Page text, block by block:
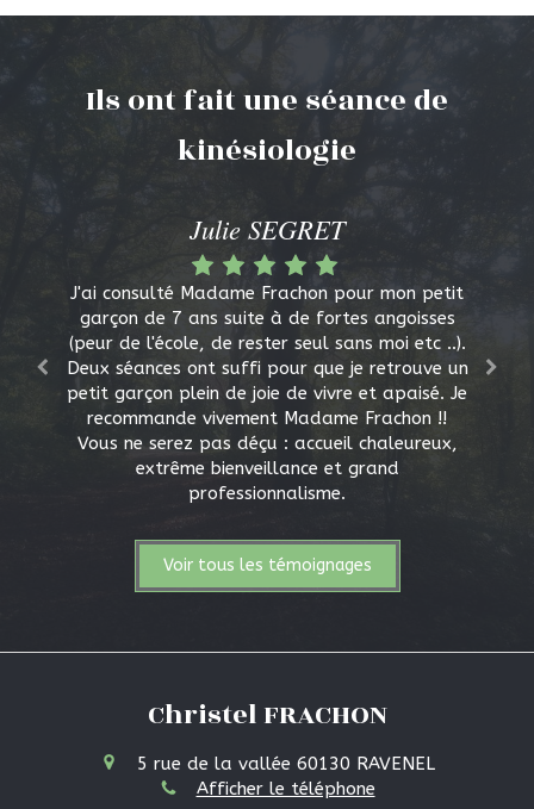
Ils ont fait une séance de
kinésiologie
Laura
2eme séance aujourd'hui pour ma fille de 10
ans. De grosses améliorations dès les jours qui
ont suivi la première séance. Je recommande
vivement Mme Frachon autant pour sa
gentillesse que pour la justesse de ses propos.
Douce, elle explique tout et s'assure que l'on
ai bien compris, autant l'enfant que le parent.
Julie SEGRET
J'ai consulté Madame Frachon pour mon petit
garçon de 7 ans suite à de fortes angoisses
(peur de l'école, de rester seul sans moi etc ..).
Deux séances ont suffi pour que je retrouve un
petit garçon plein de joie de vivre et apaisé. Je
recommande vivement Madame Frachon !!
Vous ne serez pas déçu : accueil chaleureux,
extrême bienveillance et grand
professionnalisme.
Voir tous les témoignages
Christel FRACHON
5 rue de la vallée 60130 RAVENEL
Afficher le téléphone